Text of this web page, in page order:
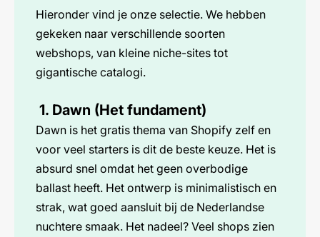
Hieronder vind je onze selectie. We hebben
gekeken naar verschillende soorten
webshops, van kleine niche-sites tot
gigantische catalogi.
1. Dawn (Het fundament)
Dawn is het gratis thema van Shopify zelf en
voor veel starters is dit de beste keuze. Het is
absurd snel omdat het geen overbodige
ballast heeft. Het ontwerp is minimalistisch en
strak, wat goed aansluit bij de Nederlandse
nuchtere smaak. Het nadeel? Veel shops zien